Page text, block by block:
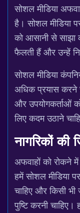
सोशल मीडिया
है। सोशल मीडिया
को आसानी से
फैलती हैं और उन्हें
सोशल मीडिया
अधिक प्रयास करने
और उपयोगकर्ताओं
लिए कदम उठाने
नागरिकों की
अफवाहों को रोकने में
हमें सोशल मीडिया
चाहिए और किसी
पुष्टि करनी